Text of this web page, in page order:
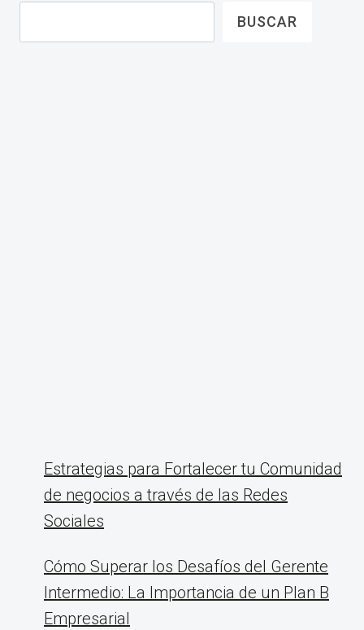
BUSCAR
Estrategias para Fortalecer tu Comunidad
de negocios a través de las Redes
Sociales
Cómo Superar los Desafíos del Gerente
Intermedio: La Importancia de un Plan B
Empresarial